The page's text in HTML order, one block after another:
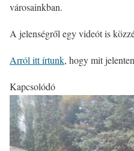
városainkban.
A jelenségről egy videót is
Arról itt írtunk, hogy mit
Kapcsolódó